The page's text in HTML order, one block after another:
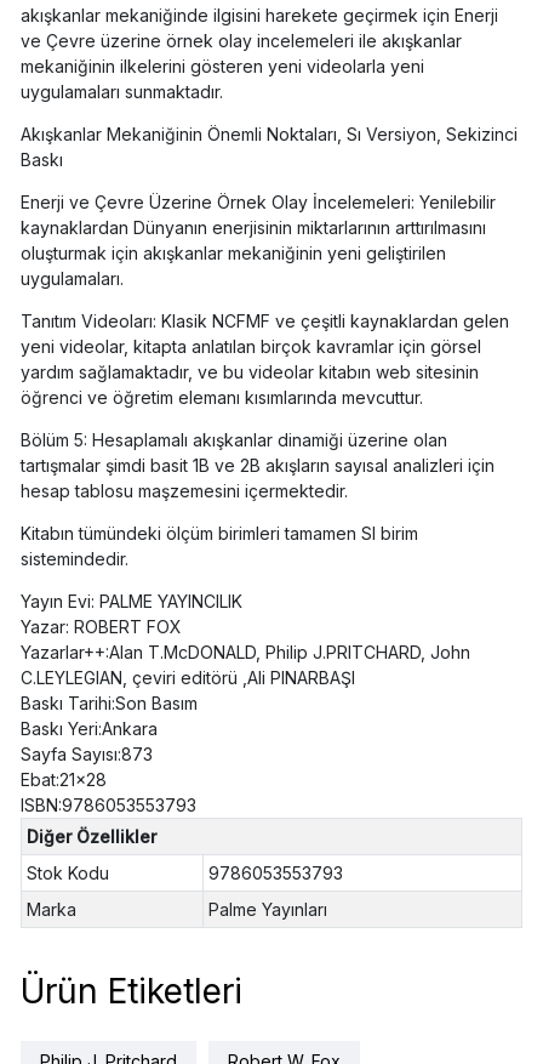
akışkanlar mekaniğinde ilgisini harekete geçirmek için Enerji
ve Çevre üzerine örnek olay incelemeleri ile akışkanlar
mekaniğinin ilkelerini gösteren yeni videolarla yeni
uygulamaları sunmaktadır.
Akışkanlar Mekaniğinin Önemli Noktaları, Sı Versiyon, Sekizinci
Baskı
Enerji ve Çevre Üzerine Örnek Olay İncelemeleri: Yenilebilir
kaynaklardan Dünyanın enerjisinin miktarlarının arttırılmasını
oluşturmak için akışkanlar mekaniğinin yeni geliştirilen
uygulamaları.
Tanıtım Videoları: Klasik NCFMF ve çeşitli kaynaklardan gelen
yeni videolar, kitapta anlatılan birçok kavramlar için görsel
yardım sağlamaktadır, ve bu videolar kitabın web sitesinin
öğrenci ve öğretim elemanı kısımlarında mevcuttur.
Bölüm 5: Hesaplamalı akışkanlar dinamiği üzerine olan
tartışmalar şimdi basit 1B ve 2B akışların sayısal analizleri için
hesap tablosu maşzemesini içermektedir.
Kitabın tümündeki ölçüm birimleri tamamen SI birim
sistemindedir.
Yayın Evi: PALME YAYINCILIK
Yazar: ROBERT FOX
Yazarlar++:Alan T.McDONALD, Philip J.PRITCHARD, John
C.LEYLEGIAN, çeviri editörü ,Ali PINARBAŞI
Baskı Tarihi:Son Basım
Baskı Yeri:Ankara
Sayfa Sayısı:873
Ebat:21x28
ISBN:9786053553793
Diğer Özellikler
Stok Kodu
9786053553793
Marka
Palme Yayınları
Ürün Etiketleri